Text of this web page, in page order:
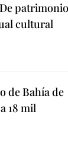
patrimonio
cultural
de Bahía de
18 mil